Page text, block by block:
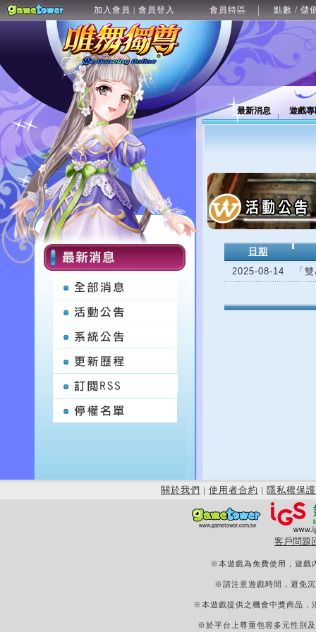
加入會員 | 會員登入 會員特區 點數 / 儲
最新消息 遊戲
日期
2025-08-14
「
關於我們 | 使用者合約 | 隱私權保護
客戶問題
※本遊戲為免費使用，遊戲
※請注意遊戲時間，避免
※本遊戲提供之機會中獎商品，
※於平台上尊重包容多元性別